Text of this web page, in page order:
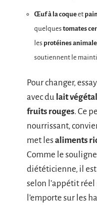
Œuf à la coqueet
quelques tomates
les protéines
soutiennent le
Pour changer,
avec du lait
fruits rouges. Ce
nourrissant,
met lesaliments
Comme le
diététicienne, il
selon l’appétit réel
l’emporte sur les